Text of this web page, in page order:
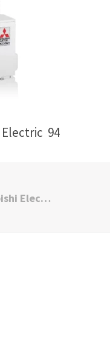
94
Pompe à chaleur Mitsubishi Electric